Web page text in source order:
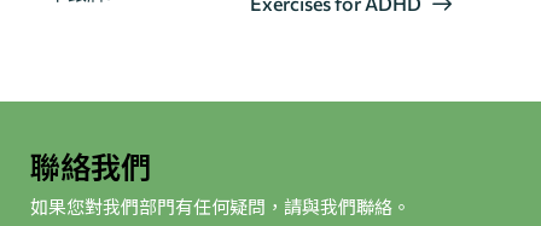
聯絡我們
如果您對我們部門有任何疑問，請與我們聯絡。